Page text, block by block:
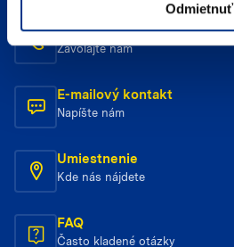
Odmietnuť
Telefonický kontakt
Zavolajte nám
E-mailový kontakt
Napíšte nám
Umiestnenie
Kde nás nájdete
FAQ
Často kladené otázky